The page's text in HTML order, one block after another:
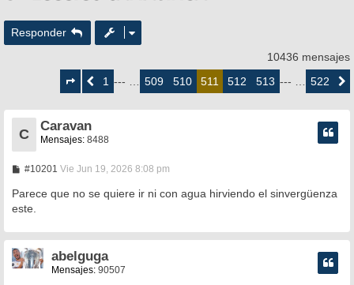
Responder
10436 mensajes
deAnterior1 --- … 509 510 511 512 513 --- … 522
C
Caravan
Mensajes: 8488
#10201 M
n
s
e
Vie Jun 19, 2026 8:08 pm
Parece que no se quiere ir ni con agua hirviendo el sinvergüenza
este.
abelguga
Mensajes: 90507